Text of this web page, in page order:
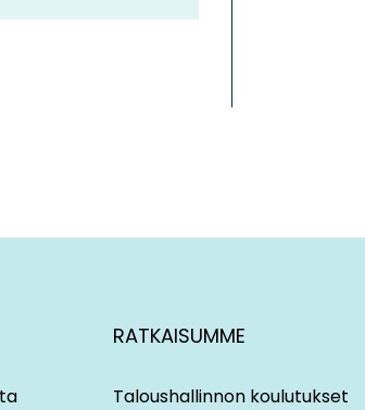
RATKAISUMME
Taloushallinnon koulutukset